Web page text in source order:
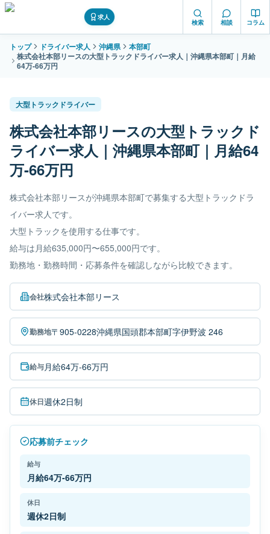
求人
検索 相談 コラム
トップ ドライバー求人 沖縄県
本部町
株式会社本部リースの大型トラックドライバー求人｜沖縄県本部町｜月給
64万-66万円
大型トラックドライバー
株式会社本部リースの大型トラックド
ライバー求人｜沖縄県本部町｜月給64
万-66万円
株式会社本部リースが沖縄県本部町で募集する大型トラックドラ
イバー求人です。
大型トラックを使用する仕事です。
給与は月給635,000円〜655,000円です。
勤務地・勤務時間・応募条件を確認しながら比較できます。
会社株式会社本部リース
勤務地〒905-0228沖縄県国頭郡本部町字伊野波 246
給与月給64万-66万円
休日週休2日制
応募前チェック
給与
月給64万-66万円
休日
週休2日制